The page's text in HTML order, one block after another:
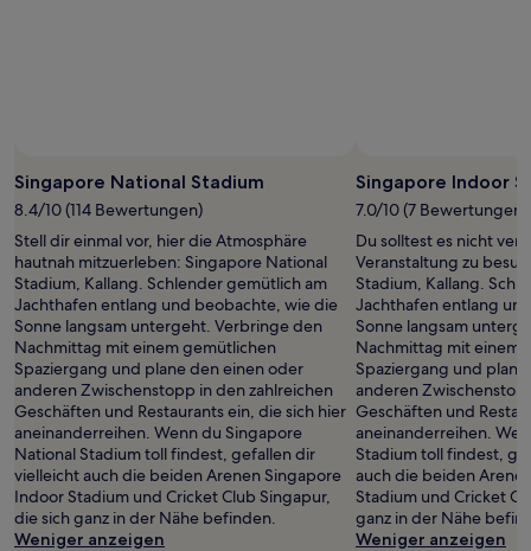
Es
können
zusätzliche
Bedingungen
gelten.
Singapore National Stadium
8.4/10 (114 Bewertungen)
Stell dir einmal vor, hier die Atmosphäre
hautnah mitzuerleben: Singapore National
Stadium, Kallang. Schlender gemütlich am
Jachthafen entlang und beobachte, wie die
Sonne langsam untergeht. Verbringe den
Nachmittag mit einem gemütlichen
Spaziergang und plane den einen oder
anderen Zwischenstopp in den zahlreichen
Geschäften und Restaurants ein, die sich hier
aneinanderreihen. Wenn du Singapore
National Stadium toll findest, gefallen dir
vielleicht auch die beiden Arenen Singapore
Indoor Stadium und Cricket Club Singapur,
die sich ganz in der Nähe befinden.
Weniger anzeigen
Singapore Indoor
7.0/10 (7 Bewertungen)
Du solltest es nicht
Veranstaltung zu
Stadium, Kallang.
Jachthafen entlang
Sonne langsam
Nachmittag mit einem
Spaziergang und
anderen
Geschäften und
aneinanderreihen.
Stadium toll findest,
auch die beiden
Stadium und Cricket
ganz in der Nähe
Weniger anzeigen